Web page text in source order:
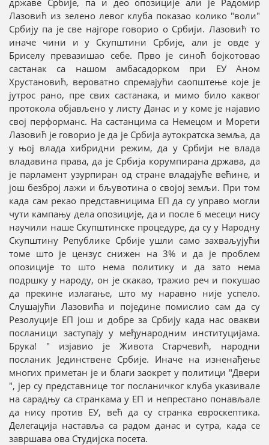
Лазовић из зелено левог клуба показао колико "воли"
Србију па је све најгоре говорио о Србији. Лазовић то
иначе чини и у Скупштини Србије, али је овде у
Бриселу превазишао себе. Прво је синоћ бојкотовао
састанак са нашом амбасадорком при ЕУ Аном
Хрустановић, вероватно спремајући саопштење које је
јутрос рано, пре свих састанака, и мимо било каквог
протокола објављено у листу Данас и у коме је најавио
свој перформанс. На састанцима са Немецом и Морети
Лазовић је говорио је да је Србија аутократска земља, да
у њој влада хибридни режим, да у Србији не влада
владавина права, да је Србија корумпирана држава, да
је парламент узурпиран од стране владајуће већине, и
још безброј лажи и бљувотина о својој земљи. При том
када сам рекао представницима ЕП да су управо могли
чути кампању дела опозиције, да и после 6 месеци нису
научили наше Скупштинске процедуре, да су у Народну
Скупштину Републике Србије ушли само захваљујући
томе што је цензус снижен на 3% и да је проблем
опозиције то што нема политику и да зато нема
подршку у народу, он је скакао, тражио реч и покушао
да прекине излагање, што му наравно није успело.
Слушајући Лазовића и поједине помислио сам да су
Резолуције ЕП још и добре за Србију када нас овакви
посланици заступају у међународним институцијама.
Брука! " изјавио је Живота Старчевић, народни
посланик Јединствене Србије. Иначе на изненађење
многих приметан је и благи заокрет у политици "Двери
", јер су представнице тог посланичког клуба указивале
на сарадњу са странкама у ЕП и непрестано понављале
да нису против ЕУ, већ да су странка евроскептика.
Делегација наставља са радом данас и сутра, када се
завршава ова Студијска посета.